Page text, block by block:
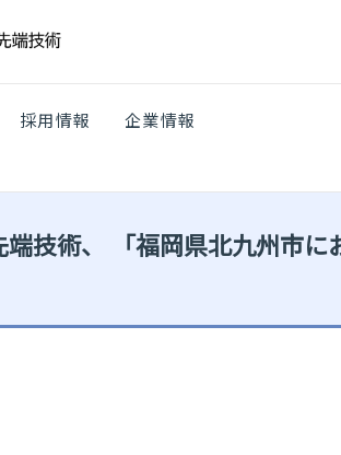
採用情報 企業情報
技術、 「福岡県北九州市に